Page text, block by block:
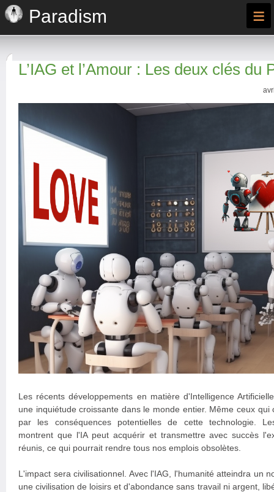
Paradism ≡
L’IAG et l’Amour : Les deux clés du
Les récents développements en matière d'Intelligence
une inquiétude croissante dans le monde entier. Même ceux qui
par les conséquences potentielles de cette technologie.
montrent que l'IA peut acquérir et transmettre avec succès
réunis, ce qui pourrait rendre tous nos emplois obsolètes.
L'impact sera civilisationnel. Avec l'IAG, l'humanité atteindra un
une civilisation de loisirs et d'abondance sans travail ni argent,